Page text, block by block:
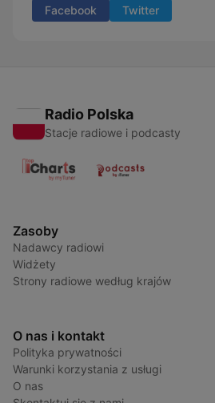
Facebook Twitter
Radio Polska
Stacje radiowe i podcasty
Zasoby
Nadawcy radiowi
Widżety
Strony radiowe według krajów
O nas i kontakt
Polityka prywatności
Warunki korzystania z usługi
O nas